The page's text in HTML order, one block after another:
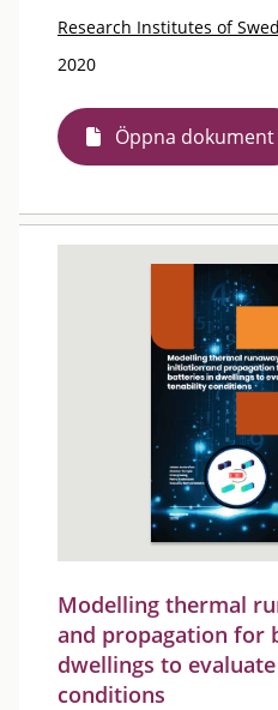
Research Institutes of
2020
Öppna dokument
Modelling thermal
and propagation for
dwellings to
conditions